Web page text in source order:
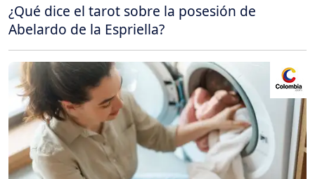
¿Qué dice el tarot sobre la posesión de
Abelardo de la Espriella?